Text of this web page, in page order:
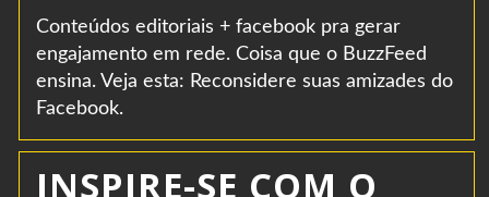
Conteúdos editoriais + facebook pra gerar
engajamento em rede. Coisa que o BuzzFeed
ensina. Veja esta: Reconsidere suas amizades do
Facebook.
INSPIRE-SE COM O